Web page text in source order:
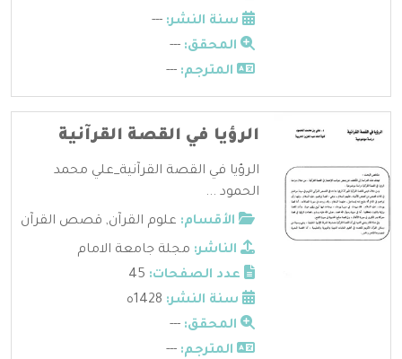
سنة النشر: ---
المحقق: ---
المترجم: ---
الرؤيا في القصة القرآنية
الرؤيا في القصة القرآنية_علي محمد
الحمود ...
الأقسام: علوم القرآن, قصص القرآن
الناشر: مجلة جامعة الامام
عدد الصفحات:
سنة النشر:
المحقق: ---
المترجم: ---